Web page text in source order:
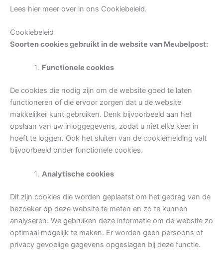
Lees hier meer over in ons Cookiebeleid.
Cookiebeleid
Soorten cookies gebruikt in de website van Meubelpost:
Functionele cookies
De cookies die nodig zijn om de website goed te laten
functioneren of die ervoor zorgen dat u de website
makkelijker kunt gebruiken. Denk bijvoorbeeld aan het
opslaan van uw inloggegevens, zodat u niet elke keer in
hoeft te loggen. Ook het sluiten van de cookiemelding valt
bijvoorbeeld onder functionele cookies.
Analytische cookies
Dit zijn cookies die worden geplaatst om het gedrag van de
bezoeker op deze website te meten en zo te kunnen
analyseren. We gebruiken deze informatie om de website zo
optimaal mogelijk te maken. Er worden geen persoons of
privacy gevoelige gegevens opgeslagen bij deze functie.